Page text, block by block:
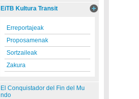
EiTB Kultura Transit
Erreportajeak
Proposamenak
Sortzaileak
Zakura
El Conquistador del Fin del Mu
ndo